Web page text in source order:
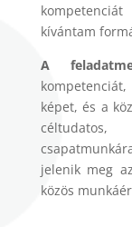
kívántam
A
képet, és a
jelenik meg az
közös